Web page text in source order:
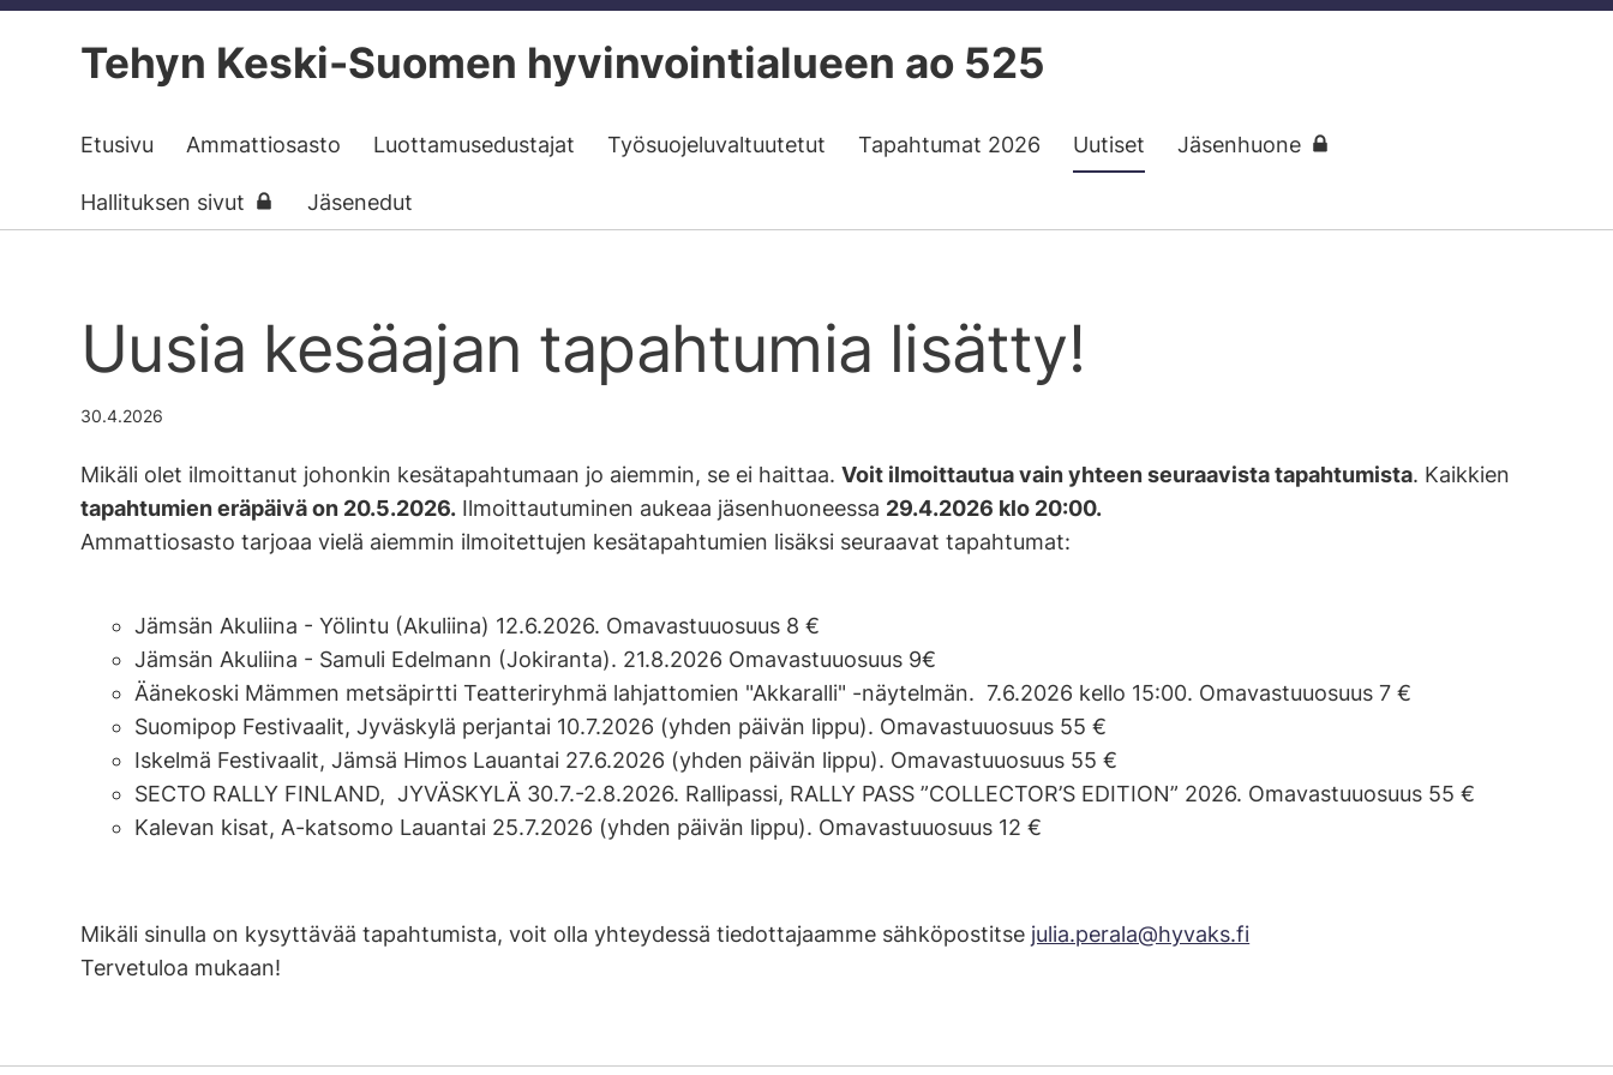
Tehyn Keski-Suomen hyvinvointialueen ao 525
Etusivu Ammattiosasto Luottamusedustajat Työsuojeluvaltuutetut Tapahtumat 2026 Uutiset Jäsenhuone
Hallituksen sivut Jäsenedut
Uusia kesäajan tapahtumia lisätty!
30.4.2026
Mikäli olet ilmoittanut johonkin kesätapahtumaan jo aiemmin, se ei haittaa.Voit ilmoittautua vain yhteen seuraavista tapahtumista. Kaikkien
tapahtumien eräpäivä on 20.5.2026. Ilmoittautuminen aukeaa jäsenhuoneessa 29.4.2026 klo 20:00.
Ammattiosasto tarjoaa vielä aiemmin ilmoitettujen kesätapahtumien lisäksi seuraavat tapahtumat:
Jämsän Akuliina - Yölintu (Akuliina) 12.6.2026. Omavastuuosuus 8 €
Jämsän Akuliina - Samuli Edelmann (Jokiranta). 21.8.2026 Omavastuuosuus 9€
Äänekoski Mämmen metsäpirtti Teatteriryhmä lahjattomien "Akkaralli" -näytelmän. 7.6.2026 kello 15:00. Omavastuuosuus 7 €
Suomipop Festivaalit, Jyväskylä perjantai 10.7.2026 (yhden päivän lippu). Omavastuuosuus 55 €
Iskelmä Festivaalit, Jämsä Himos Lauantai 27.6.2026 (yhden päivän lippu). Omavastuuosuus 55 €
SECTO RALLY FINLAND, JYVÄSKYLÄ 30.7.-2.8.2026. Rallipassi, RALLY PASS ”COLLECTOR’S EDITION” 2026. Omavastuuosuus 55 €
Kalevan kisat, A-katsomo Lauantai 25.7.2026 (yhden päivän lippu). Omavastuuosuus 12 €
Mikäli sinulla on kysyttävää tapahtumista, voit olla yhteydessä tiedottajaamme sähköpostitse julia.perala@hyvaks.fi
Tervetuloa mukaan!